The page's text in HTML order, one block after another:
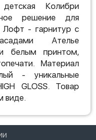
Колибри
решение для
Лофт - гарнитур с
Ателье
белым принтом,
Материал
- уникальные
GLOSS. Товар
виде.